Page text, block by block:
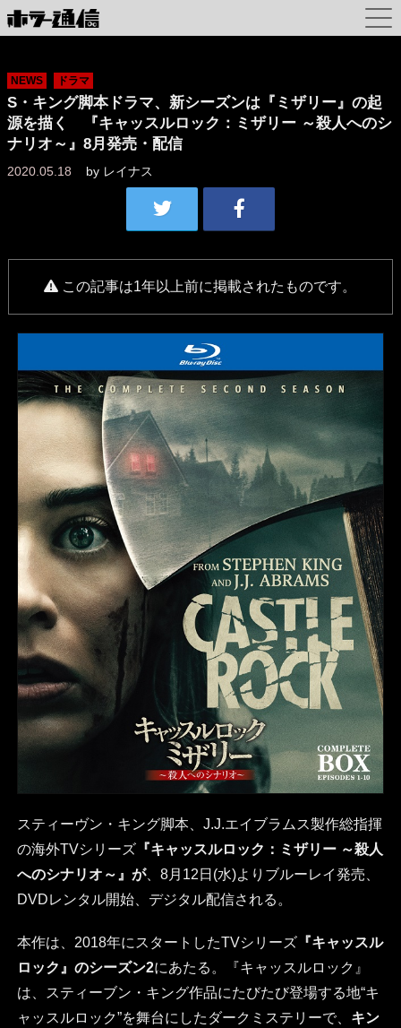
NEWS ドラマ
S・キング脚本ドラマ、新シーズンは『ミザリー』の起
源を描く 『キャッスルロック：ミザリー ～殺人へのシ
ナリオ～』8月発売・配信
2020.05.18 by レイナス
この記事は1年以上前に掲載されたものです。
スティーヴン・キング脚本、J.J.エイブラムス製作総指揮
の海外TVシリーズ『キャッスルロック：ミザリー ～殺人
へのシナリオ～』が、8月12日(水)よりブルーレイ発売、
DVDレンタル開始、デジタル配信される。
本作は、2018年にスタートしたTVシリーズ『キャッスル
ロック』のシーズン2にあたる。『キャッスルロック』
は、スティーブン・キング作品にたびたび登場する地“キ
ャッスルロック”を舞台にしたダークミステリーで、 キン